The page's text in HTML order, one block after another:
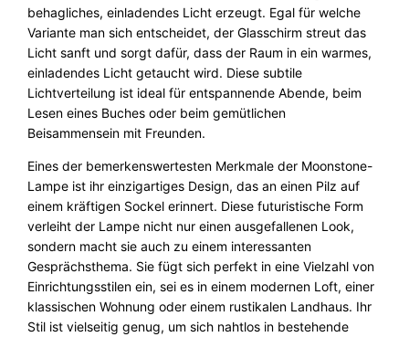
behagliches, einladendes Licht erzeugt. Egal für welche
Variante man sich entscheidet, der Glasschirm streut das
Licht sanft und sorgt dafür, dass der Raum in ein warmes,
einladendes Licht getaucht wird. Diese subtile
Lichtverteilung ist ideal für entspannende Abende, beim
Lesen eines Buches oder beim gemütlichen
Beisammensein mit Freunden.
Eines der bemerkenswertesten Merkmale der Moonstone-
Lampe ist ihr einzigartiges Design, das an einen Pilz auf
einem kräftigen Sockel erinnert. Diese futuristische Form
verleiht der Lampe nicht nur einen ausgefallenen Look,
sondern macht sie auch zu einem interessanten
Gesprächsthema. Sie fügt sich perfekt in eine Vielzahl von
Einrichtungsstilen ein, sei es in einem modernen Loft, einer
klassischen Wohnung oder einem rustikalen Landhaus. Ihr
Stil ist vielseitig genug, um sich nahtlos in bestehende